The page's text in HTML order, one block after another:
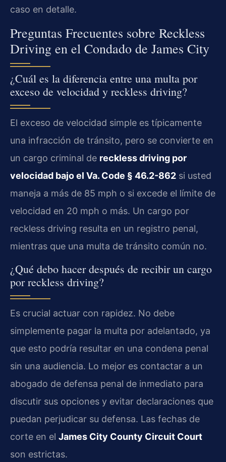
caso en detalle.
Preguntas Frecuentes sobre Reckless
Driving en el Condado de James City
¿Cuál es la diferencia entre una multa por
exceso de velocidad y reckless driving?
El exceso de velocidad simple es típicamente
una infracción de tránsito, pero se convierte en
un cargo criminal de reckless driving por
velocidad bajo el Va. Code § 46.2-862 si usted
maneja a más de 85 mph o si excede el límite de
velocidad en 20 mph o más. Un cargo por
reckless driving resulta en un registro penal,
mientras que una multa de tránsito común no.
¿Qué debo hacer después de recibir un cargo
por reckless driving?
Es crucial actuar con rapidez. No debe
simplemente pagar la multa por adelantado, ya
que esto podría resultar en una condena penal
sin una audiencia. Lo mejor es contactar a un
abogado de defensa penal de inmediato para
discutir sus opciones y evitar declaraciones que
puedan perjudicar su defensa. Las fechas de
corte en el James City County Circuit Court
son estrictas.